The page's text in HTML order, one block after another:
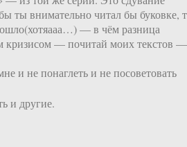
ты внимательно читал бы буковке,
— в чём разница
— почитай моих текстов —
и не понаглеть и не посоветовать
и другие.